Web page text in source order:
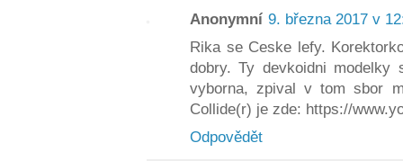
Anonymní 9. března 2017 v
Rika se Ceske lefy.
dobry. Ty devkoidni
vyborna, zpival v tom sbor
Collide(r) je zde: https://
Odpovědět